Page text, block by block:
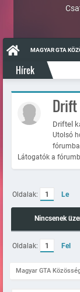
MAGYAR GTA
Hírek
Drift
Driftel
Utolsó
Látogatók a
Oldalak: 1 Le
Nincsenek
Oldalak: 1 Fel
Magyar GTA